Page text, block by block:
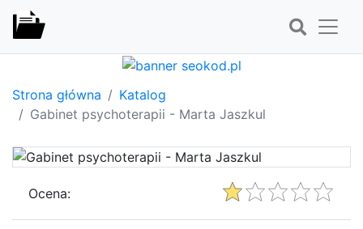
Strona główna
Katalog
Gabinet psychoterapii - Marta Jaszkul
Ocena: